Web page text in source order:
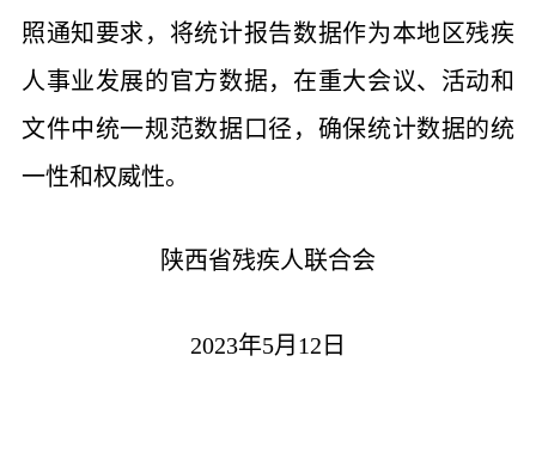
照通知要求，将统计报告数据作为本地区残疾
人事业发展的官方数据，在重大会议、活动和
文件中统一规范数据口径，确保统计数据的统
一性和权威性。
陕西省残疾人联合会
2023年5月12日